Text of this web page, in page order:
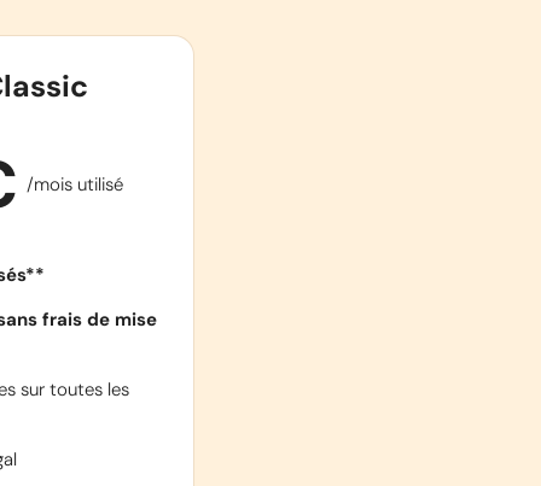
/mois utilisé
frais de mise
sur toutes les